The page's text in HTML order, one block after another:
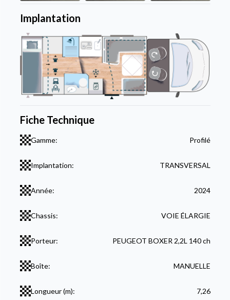
Implantation
Fiche Technique
Gamme: Profilé
Implantation: TRANSVERSAL
Année: 2024
Chassis: VOIE ÉLARGIE
Porteur: PEUGEOT BOXER 2,2L 140 ch
Boîte: MANUELLE
Longueur (m): 7,26